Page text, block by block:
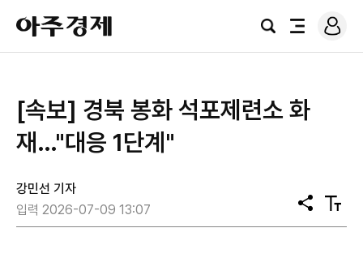
아
주
경
검
전
로
그
[속보] 경북 봉화 석포제련소 화
재…"대응 1단계"
강민선 기자
입력 2026-07-09 13:07
공
유
텍
스